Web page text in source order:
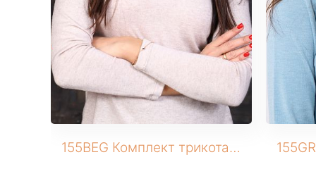
155BEG Комплект трикотажный (Шапка+снуд)